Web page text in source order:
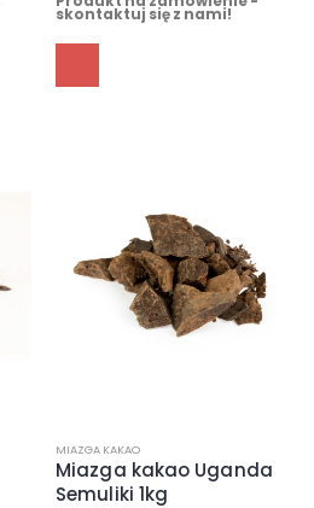
skontaktuj się z nami!
MIAZGA KAKAO
Miazga kakao Uganda
Semuliki 1kg